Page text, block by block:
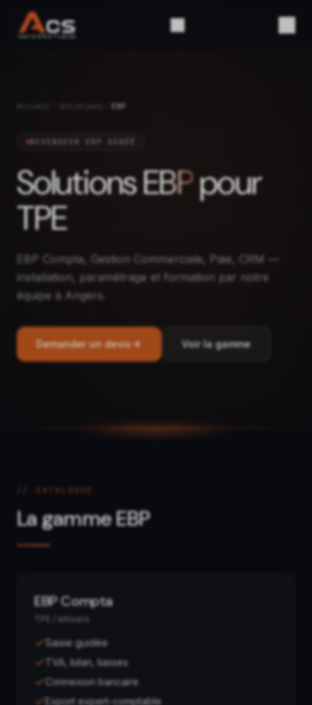
EBP
REVENDEUR EBP AGRÉÉ
SolutionsEBPpour
TPE
EBP Compta, Gestion Commerciale, Paie, CRM —
installation, paramétrage et formation par notre
équipe à Angers.
Demander un devis Voir la gamme
// CATALOGUE
La gamme EBP
EBP Compta
TPE / artisans
Saisie guidée
TVA, bilan, liasses
Connexion bancaire
Export expert-comptable